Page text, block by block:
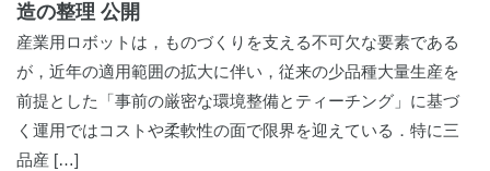
造の整理 公開
産業用ロボットは，ものづくりを支える不可欠な要素である
が，近年の適用範囲の拡大に伴い，従来の少品種大量生産を
前提とした「事前の厳密な環境整備とティーチング」に基づ
く運用ではコストや柔軟性の面で限界を迎えている．特に三
品産 […]